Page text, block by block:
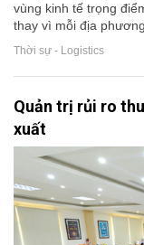
vùng kinh tế trọng
thay vì mỗi địa
Thời sự - Logistics
Quản trị rủi ro
xuất